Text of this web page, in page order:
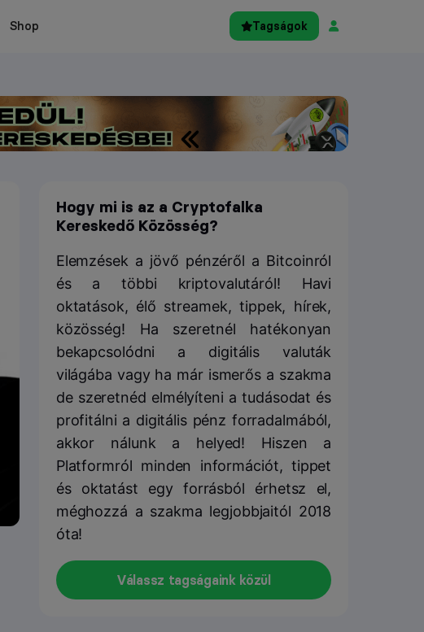
Shop Tagságok
Hogy mi is az a Cryptofalka
Kereskedő Közösség?
Elemzések a jövő pénzéről a Bitcoinról
és a többi kriptovalutáról! Havi
oktatások, élő streamek, tippek, hírek,
közösség! Ha szeretnél hatékonyan
bekapcsolódni a digitális valuták
világába vagy ha már ismerős a szakma
de szeretnéd elmélyíteni a tudásodat és
profitálni a digitális pénz forradalmából,
akkor nálunk a helyed! Hiszen a
Platformról minden információt, tippet
és oktatást egy forrásból érhetsz el,
méghozzá a szakma legjobbjaitól 2018
óta!
Válassz tagságaink közül